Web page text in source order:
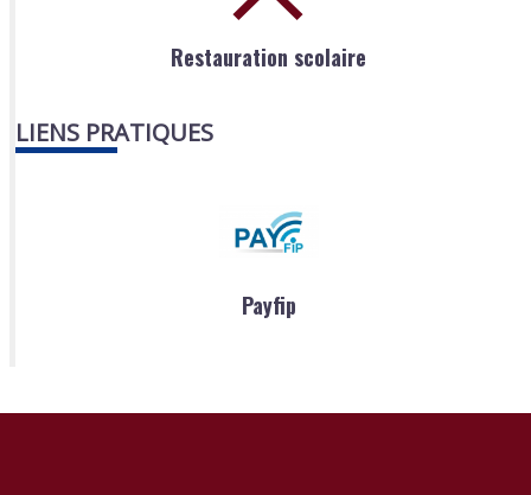
Restauration scolaire
LIENS PRATIQUES
Payfip